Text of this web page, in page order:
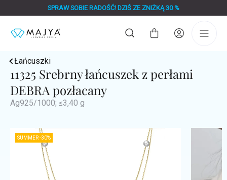
do
SPRAW SOBIE RADOŚĆ! DZIŚ ZE ZNIŻKĄ 30 %
Koszyk
Łańcuszki
11325 Srebrny łańcuszek z perłami
DEBRA pozłacany
Ag925/1000; ≤3,40 g
SUMMER -30%